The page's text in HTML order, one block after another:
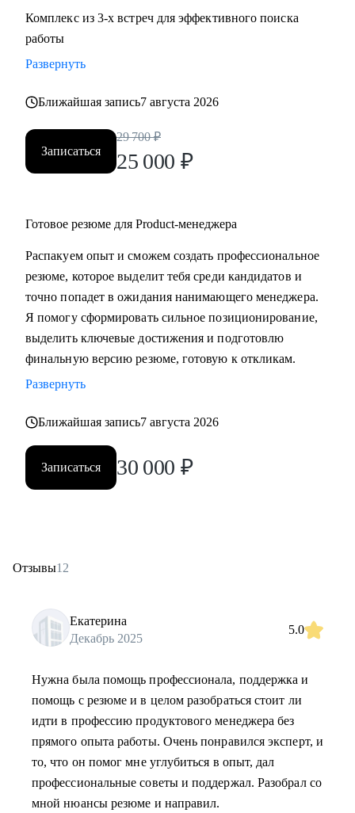
Комплекс из 3-х встреч для эффективного поиска
работы
Развернуть
Ближайшая запись7 августа 2026
Записаться
29 700 ₽
25 000 ₽
Готовое резюме для Product-менеджера
Распакуем опыт и сможем создать профессиональное
резюме, которое выделит тебя среди кандидатов и
точно попадет в ожидания нанимающего менеджера.
Я помогу сформировать сильное позиционирование,
выделить ключевые достижения и подготовлю
финальную версию резюме, готовую к откликам.
Развернуть
Ближайшая запись7 августа 2026
Записаться 30 000 ₽
Отзывы12
Екатерина
Декабрь 2025
5.0
Нужна была помощь профессионала, поддержка и
помощь с резюме и в целом разобраться стоит ли
идти в профессию продуктового менеджера без
прямого опыта работы. Очень понравился эксперт, и
то, что он помог мне углубиться в опыт, дал
профессиональные советы и поддержал. Разобрал со
мной нюансы резюме и направил.